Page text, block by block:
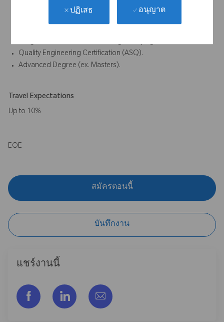
ปฏิเสธ อนุญาต
experience in engineering, operations or related field.
Quality Engineering Certification (ASQ).
Advanced Degree (ex. Masters).
Travel Expectations
Up to 10%
EOE
สมัครตอนนี้
บันทึกงาน
แชร์งานนี้
แชร์ผ่าน Facebook
แชร์ผ่าน LinkedIn
แชร์ผ่านอีเมล